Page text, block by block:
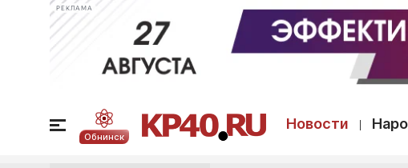
РЕКЛАМА
Обнинск
Новости